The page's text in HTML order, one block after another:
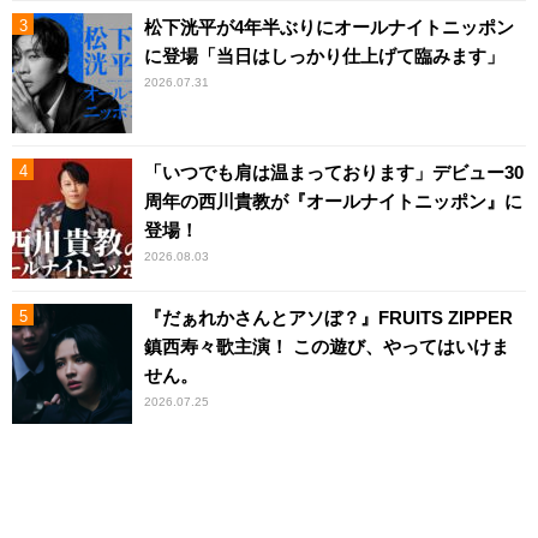
松下洸平が4年半ぶりにオールナイトニッポン
に登場「当日はしっかり仕上げて臨みます」
2026.07.31
「いつでも肩は温まっております」デビュー30
周年の西川貴教が『オールナイトニッポン』に
登場！
2026.08.03
『だぁれかさんとアソぼ？』FRUITS ZIPPER
鎮西寿々歌主演！ この遊び、やってはいけま
せん。
2026.07.25